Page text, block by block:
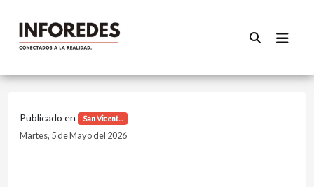
Publicado en San Vicent...
Martes, 5 de Mayo del 2026